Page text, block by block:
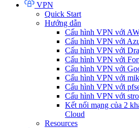
VPN
Quick Start
Hướng dẫn
Cấu hình VPN với
Cấu hình VPN với
Cấu hình VPN với
Cấu hình VPN với
Cấu hình VPN với
Cấu hình VPN với
Cấu hình VPN với
Cấu hình VPN với
Kết nối mạng của 2
Cloud
Resources